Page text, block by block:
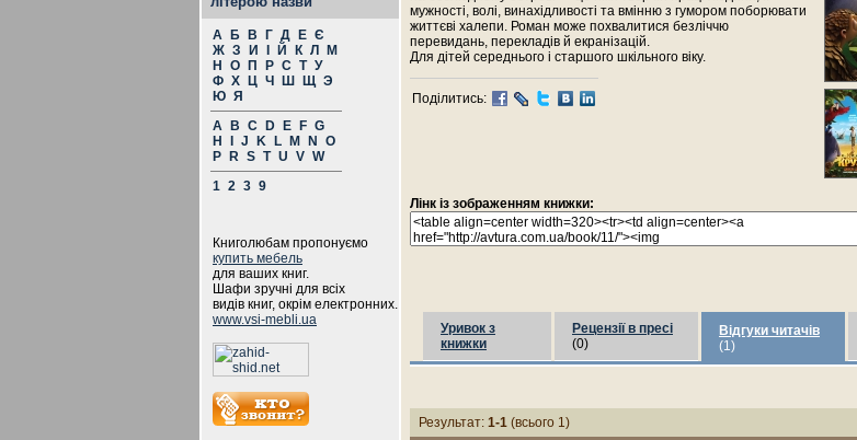
А Б В Г Д Е Є
Ж З И Й К Л
М
Н
О П Р С Т У
Ф Х Ц Ч Ш Щ Э
Ю Я
A
B C D E F G
H
J K L M N
O
P
R S T U V W
1 2 3 9
Книголюбам пропонуємо
купить мебель
для ваших книг.
Шафи зручні для всіх
видів книг, окрім електронних.
www.vsi-mebli.ua
мужності, волі, винахідливості та вмінню з гумором поборювати
життєві халепи. Роман може похвалитися безліччю
перевидань, перекладів й екранізацій.
Для дітей середнього і старшого шкільного віку.
Поділитись:
Лінк із зображенням книжки:
Уривок з
книжки
Рецензії в пресі
(0)
Відгуки читачів
(1)
Результат: 1-1 (всього 1)